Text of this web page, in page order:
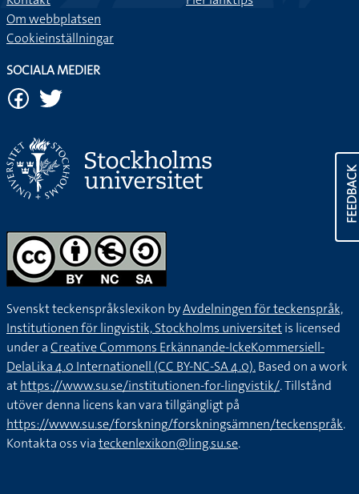
FEEDBACK
Om webbplatsen
Cookieinställningar
SOCIALA MEDIER
Svenskt teckenspråkslexikon byAvdelningen för teckenspråk,
Institutionen för lingvistik, Stockholms universitetis licensed
under aCreative Commons Erkännande-IckeKommersiell-
DelaLika 4.0 Internationell (CC BY-NC-SA 4.0).Based on a work
athttps://www.su.se/institutionen-for-lingvistik/. Tillstånd
utöver denna licens kan vara tillgängligt på
https://www.su.se/forskning/forskningsämnen/teckenspråk.
Kontakta oss viateckenlexikon@ling.su.se.